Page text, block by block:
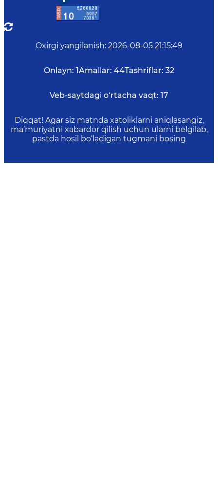
Oxirgi yangilanish: 2026-08-05 21:15:49
Onlayn: 1Amallar: 44Tashriflar: 32
Veb-saytdagi o‘rtacha vaqt: 17
Diqqat! Agar siz matnda xatoliklarni aniqlasangiz,
ma’muriyatni xabardor qilish uchun ularni belgilab,
pastda hosil bo‘ladigan tugmani bosing